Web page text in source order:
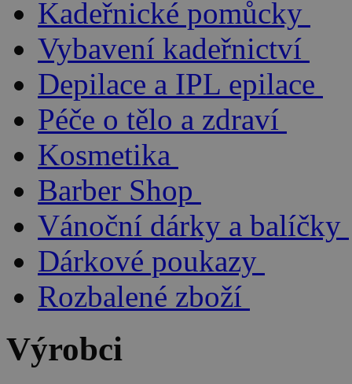
Kadeřnické pomůcky
Vybavení kadeřnictví
Depilace a IPL epilace
Péče o tělo a zdraví
Kosmetika
Barber Shop
Vánoční dárky a balíčky
Dárkové poukazy
Rozbalené zboží
Výrobci